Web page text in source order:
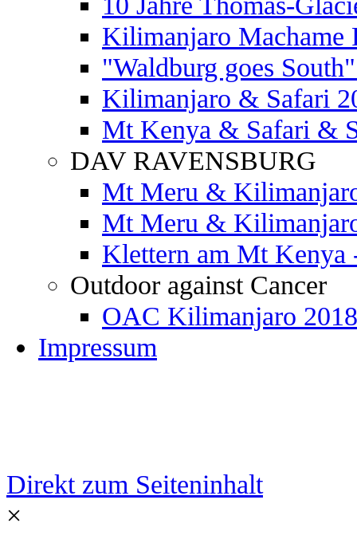
Kilimanjaro Machame
"Waldburg goes
Kilimanjaro & Safari
Mt Kenya & Safari &
DAV RAVENSBURG
Mt Meru &
Mt Meru &
Klettern am Mt
Outdoor against Cancer
OAC Kilimanjaro 2018
Impressum
Direkt zum Seiteninhalt
×